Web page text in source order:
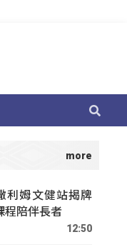
利姆文健站揭牌
程陪伴長者
12:50